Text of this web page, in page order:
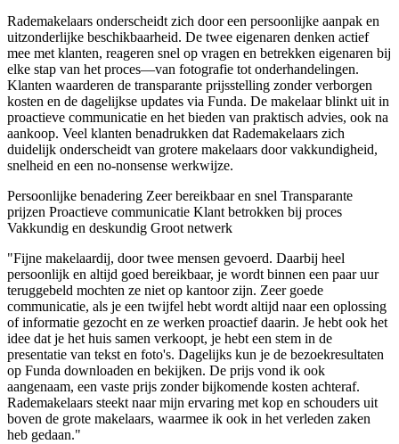
Rademakelaars onderscheidt zich door een persoonlijke aanpak en
uitzonderlijke beschikbaarheid. De twee eigenaren denken actief
mee met klanten, reageren snel op vragen en betrekken eigenaren bij
elke stap van het proces—van fotografie tot onderhandelingen.
Klanten waarderen de transparante prijsstelling zonder verborgen
kosten en de dagelijkse updates via Funda. De makelaar blinkt uit in
proactieve communicatie en het bieden van praktisch advies, ook na
aankoop. Veel klanten benadrukken dat Rademakelaars zich
duidelijk onderscheidt van grotere makelaars door vakkundigheid,
snelheid en een no-nonsense werkwijze.
Persoonlijke benadering Zeer bereikbaar en snel Transparante
prijzen Proactieve communicatie Klant betrokken bij proces
Vakkundig en deskundig Groot netwerk
"Fijne makelaardij, door twee mensen gevoerd. Daarbij heel
persoonlijk en altijd goed bereikbaar, je wordt binnen een paar uur
teruggebeld mochten ze niet op kantoor zijn. Zeer goede
communicatie, als je een twijfel hebt wordt altijd naar een oplossing
of informatie gezocht en ze werken proactief daarin. Je hebt ook het
idee dat je het huis samen verkoopt, je hebt een stem in de
presentatie van tekst en foto's. Dagelijks kun je de bezoekresultaten
op Funda downloaden en bekijken. De prijs vond ik ook
aangenaam, een vaste prijs zonder bijkomende kosten achteraf.
Rademakelaars steekt naar mijn ervaring met kop en schouders uit
boven de grote makelaars, waarmee ik ook in het verleden zaken
heb gedaan."